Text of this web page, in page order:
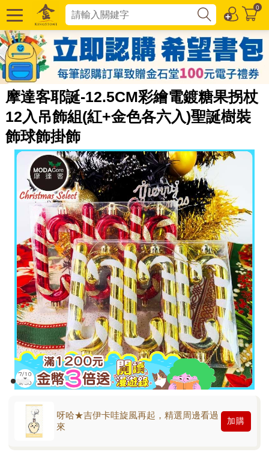
0
摩達客耶誕-12.5CM彩繪電鍍糖果拐杖
12入吊飾組(紅+金色各六入)聖誕樹裝
飾球飾掛飾
呀哈★吉伊卡哇旋風再起，精選周邊看過
來
加購